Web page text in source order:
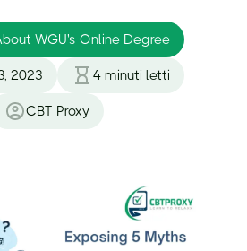
WGU's Online Degree
2023 4 minuti letti
CBT Proxy